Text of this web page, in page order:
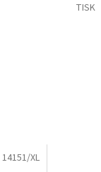
TISK
14151/XL